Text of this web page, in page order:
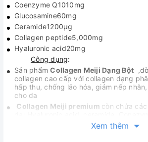
Coenzyme Q1010mg
Glucosamine60mg
Ceramide1200μg
Collagen peptide5,000mg
Hyaluronic acid20mg
Công dụng:
Sản phẩmCollagen Meiji Dạng Bột
collagen cao cấp với collagen dạng
hấp thu, chống lão hóa, giảm nếp
cho da
Collagen Meiji premium còn chứa
da khỏe, căng mịn, đầy độ ẩm.
Xem thêm